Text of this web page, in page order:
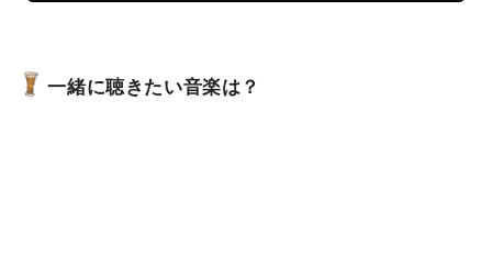
一緒に聴きたい音楽は？